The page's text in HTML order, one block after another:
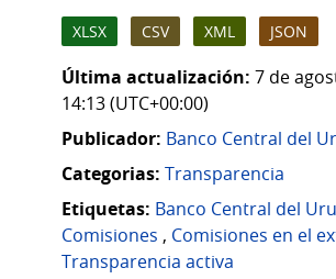
XLSX CSV XML JSON
Última actualización: 7 de
14:13 (UTC+00:00)
Publicador: Banco Central del
Categorias: Transparencia
Etiquetas: Banco Central del
Comisiones , Comisiones en el
Transparencia activa